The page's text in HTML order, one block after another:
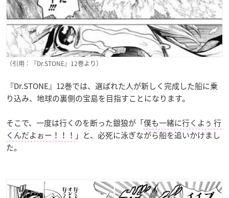
（引用：『Dr.STONE』12巻より）
『Dr.STONE』12巻では、選ばれた人が新しく完成した船に乗
り込み、地球の裏側の宝島を目指すことになります。
そこで、一度は行くのを断った銀狼が「僕も一緒に行くよぅ 行
くんだよぉー！！！ 」と、必死に泳ぎながら船を追いかけまし
た。